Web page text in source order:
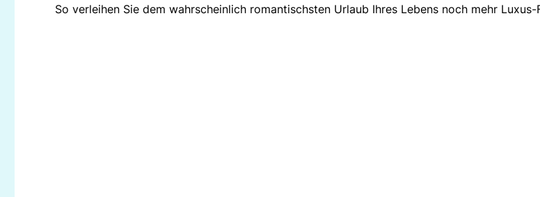
So verleihen Sie dem wahrscheinlich romantischsten Urlaub Ihres Lebens noch mehr